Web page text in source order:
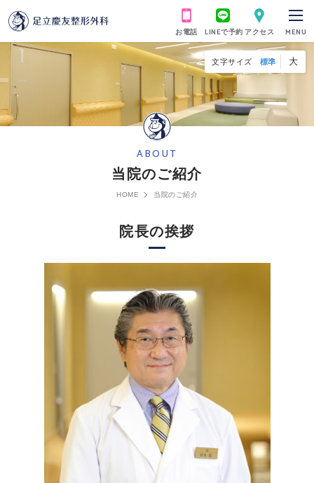
お電話 アクセス
LINEで予約 MENU
文字サイズ 標準 大
ABOUT
当院のご紹介
HOME 当院のご紹介
院長の挨拶